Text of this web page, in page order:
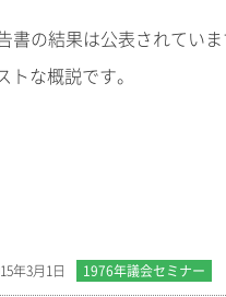
書の結果は公表されてい
な概説です。
年3月1日 1976年議会セミナー